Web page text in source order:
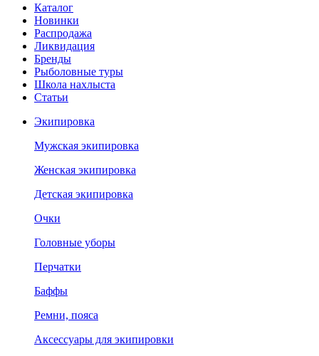
Каталог
Новинки
Распродажа
Ликвидация
Бренды
Рыболовные туры
Школа нахлыста
Статьи
Экипировка
Мужская экипировка
Женская экипировка
Детская экипировка
Очки
Головные уборы
Перчатки
Баффы
Ремни, пояса
Аксессуары для экипировки